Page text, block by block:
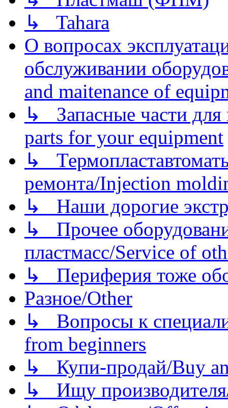
↳ Tahara
О вопросах
обслуживании
and maitenance of
↳ Запасные части для
parts for your equipment
↳
ремонта/Injection
↳ Наши дорогие
↳ Прочее
пластмасс/Service of
↳ Периферия тоже
Разное/Other
↳ Вопросы к
from beginners
↳ Купи-продай/Buy
↳ Ищу